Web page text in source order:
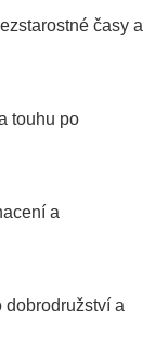
časy a
touhu po
a
dobrodružství a